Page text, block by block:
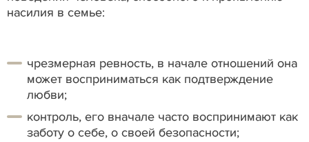
насилия в семье:
чрезмерная ревность, в начале отношений она
может восприниматься как подтверждение
любви;
контроль, его вначале часто воспринимают как
заботу о себе, о своей безопасности;